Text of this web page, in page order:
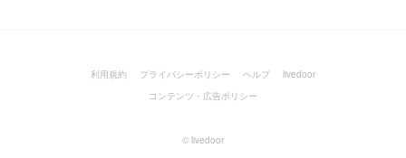
利用規約 プライバシーポリシー ヘルプ
livedoor
コンテンツ・広告ポリシー
© livedoor